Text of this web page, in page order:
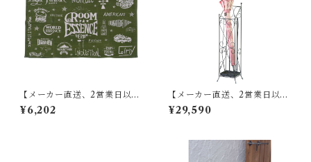
【メーカー直送、2営業日以内
に発送】東谷 ラグ W90×D13
0 グリーン TTR-141
¥6,202
【メーカー直送、2営業日以内
に発送】【8個セット】 東谷
傘立て W13.5×D15×H60 ブラ
¥29,590